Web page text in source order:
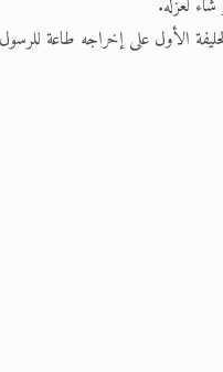
الأول على إخراجه طاعة للرسول